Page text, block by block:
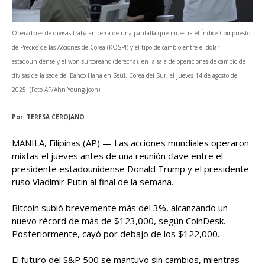
Operadores de divisas trabajan cerca de una pantalla que muestra el Índice Compuesto
de Precios de las Acciones de Corea (KOSPI) y el tipo de cambio entre el dólar
estadounidense y el won surcoreano (derecha), en la sala de operaciones de cambio de
divisas de la sede del Banco Hana en Seúl, Corea del Sur, el jueves 14 de agosto de
2025. (Foto AP/Ahn Young-joon)
Por TERESA CEROJANO
MANILA, Filipinas (AP) — Las acciones mundiales operaron
mixtas el jueves antes de una reunión clave entre el
presidente estadounidense Donald Trump y el presidente
ruso Vladimir Putin al final de la semana.
Bitcoin subió brevemente más del 3%, alcanzando un
nuevo récord de más de $123,000, según CoinDesk.
Posteriormente, cayó por debajo de los $122,000.
El futuro del S&P 500 se mantuvo sin cambios, mientras